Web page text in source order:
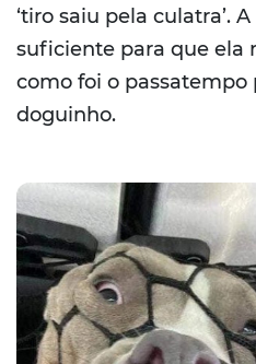
‘tiro saiu pela culatra’.
suficiente para que ela
como foi o passatempo
doguinho.